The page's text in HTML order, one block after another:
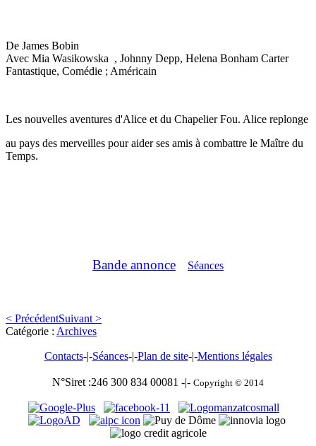
De James Bobin
Avec Mia Wasikowska , Johnny Depp, Helena Bonham Carter
Fantastique, Comédie ; Américain
Les nouvelles aventures d'Alice et du Chapelier Fou. Alice replonge
au pays des merveilles pour aider ses amis à combattre le Maître du
Temps.
Bande annonce Séances
< PrécédentSuivant >
Catégorie : Archives
Contacts-|-Séances-|-Plan de site-|-Mentions légales
N°Siret :246 300 834 00081 -|- Copyright © 2014